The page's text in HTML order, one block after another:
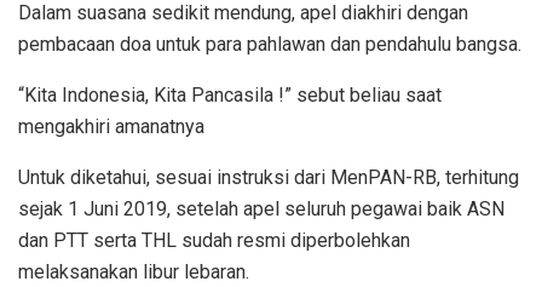
Dalam suasana sedikit mendung, apel diakhiri dengan
pembacaan doa untuk para pahlawan dan pendahulu bangsa.
“Kita Indonesia, Kita Pancasila !” sebut beliau saat
mengakhiri amanatnya
Untuk diketahui, sesuai instruksi dari MenPAN-RB, terhitung
sejak 1 Juni 2019, setelah apel seluruh pegawai baik ASN
dan PTT serta THL sudah resmi diperbolehkan
melaksanakan libur lebaran.